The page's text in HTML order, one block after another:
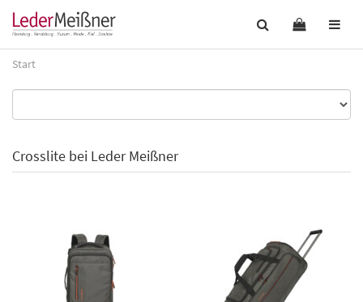
Start
Crosslite bei Leder Meißner